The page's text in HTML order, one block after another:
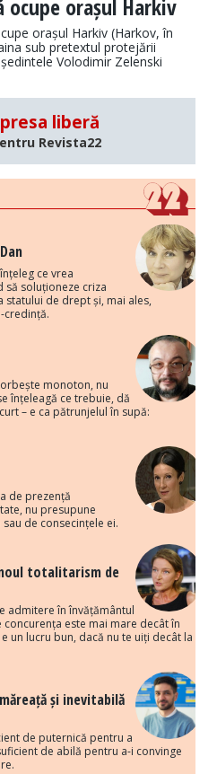
ocupe orașul Harkiv
orașul Harkiv (Harkov, în
sub pretextul protejării
Volodimir Zelenski
liberă
Revista22
ce vrea
să soluționeze criza
statului de drept și, mai ales,
credință.
monoton, nu
înțeleagă ce trebuie, dă
– e ca pătrunjelul în supă:
de prezență
nu presupune
de consecințele ei.
totalitarism de
admitere în învățământul
este mai mare decât în
un lucru bun, dacă nu te uiți decât la
și inevitabilă
de puternică pentru a
de abilă pentru a-i convinge